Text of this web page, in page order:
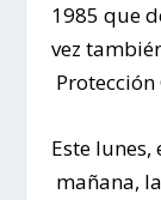
1985 que
vez
Protección
Este lunes,
mañana,